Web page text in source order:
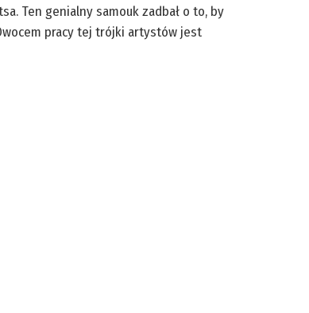
Ten genialny samouk zadbał o to, by
pracy tej trójki artystów jest